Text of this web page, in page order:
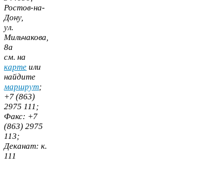
Ростов-​на-​
Дону,
ул.
Мильчакова,
8а
cм. на
карте или
найдите
маршрут;
+7 (863)
2975 111 ;
Факс: +7
(863) 2975
113;
Деканат: к.
111